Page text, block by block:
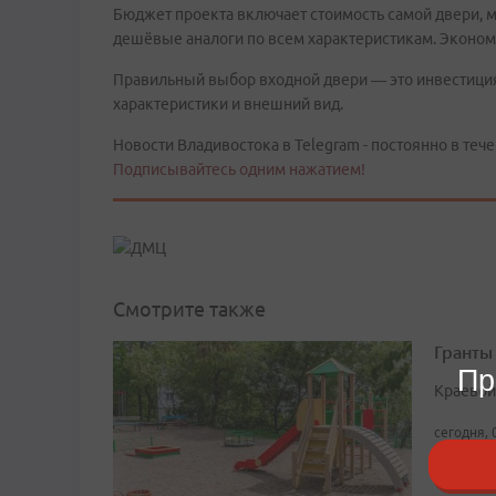
Бюджет проекта включает стоимость самой двери,
дешёвые аналоги по всем характеристикам.
Правильный выбор входной двери — это
характеристики и внешний вид.
Новости Владивостока в Telegram - постоянно в
Подписывайтесь одним нажатием!
Смотрите также
сегодня,